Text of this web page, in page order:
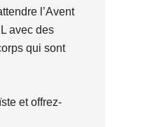
l’Avent
avec des
qui sont
et offrez-